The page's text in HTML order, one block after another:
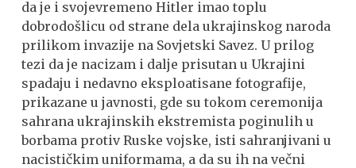
da je i svojevremeno Hitler imao toplu
dobrodošlicu od strane dela ukrajinskog naroda
prilikom invazije na Sovjetski Savez. U prilog
tezi da je nacizam i dalje prisutan u Ukrajini
spadaju i nedavno eksploatisane fotografije,
prikazane u javnosti, gde su tokom ceremonija
sahrana ukrajinskih ekstremista poginulih u
borbama protiv Ruske vojske, isti sahranjivani u
nacističkim uniformama, a da su ih na večni